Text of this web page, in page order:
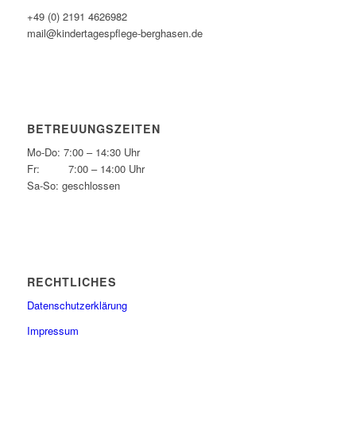
+49 (0) 2191 4626982
mail@kindertagespflege-berghasen.de
BETREUUNGSZEITEN
Mo-Do: 7:00 – 14:30 Uhr
Fr: 7:00 – 14:00 Uhr
Sa-So: geschlossen
RECHTLICHES
Datenschutzerklärung
Impressum